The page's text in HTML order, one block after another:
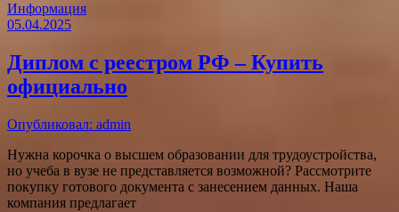
Информация
05.04.2025
Диплом с реестром РФ – Купить
официально
Опубликовал: admin
Нужна корочка о высшем образовании для трудоустройства,
но учеба в вузе не представляется возможной? Рассмотрите
покупку готового документа с занесением данных. Наша
компания предлагает